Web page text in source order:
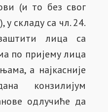
(и то без свог
у складу са чл. 24.
лица са
по пријему лица
а најкасније
конзилијум
одлучиће да